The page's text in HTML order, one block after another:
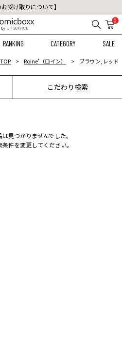
お受け取りについて】
のご注文で送料無料！
0
RANKING CATEGORY SALE
Roine'（ロイン） ブラウン,レッド
こだわり検索
見つかりませんでした。
件を変更してください。